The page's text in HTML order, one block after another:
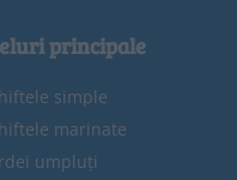
principale
simple
marinate
umpluți